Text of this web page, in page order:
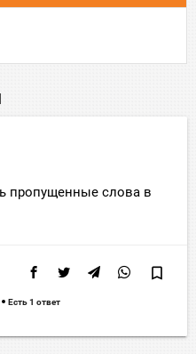
пропущенные слова в
bookmark_border
Есть 1 ответ